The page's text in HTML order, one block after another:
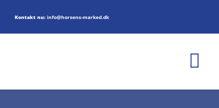
content
Kontakt nu: info@horsens-marked.dk